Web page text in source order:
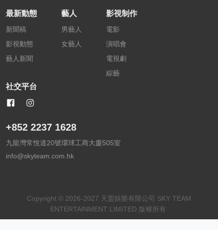
最新動態
新聞稿
影視動態
藝人新聞
藝人
男藝人
女藝人
影視制作
電影
演唱會
電視劇
綜藝
社交平台
+852 2237 1628
九龍灣常悅道20號環球工商大廈505室
info@skyteam.com.hk
Copyright © 2026-2027 天盟娛樂有限公司 SKY TEAM
ENTERTAINMENT LIMITED 版權所有